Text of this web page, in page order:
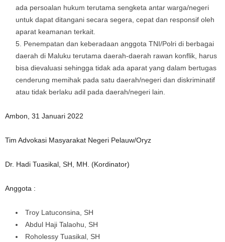
ada persoalan hukum terutama sengketa antar warga/negeri
untuk dapat ditangani secara segera, cepat dan responsif oleh
aparat keamanan terkait.
Penempatan dan keberadaan anggota TNI/Polri di berbagai
daerah di Maluku terutama daerah-daerah rawan konflik, harus
bisa dievaluasi sehingga tidak ada aparat yang dalam bertugas
cenderung memihak pada satu daerah/negeri dan diskriminatif
atau tidak berlaku adil pada daerah/negeri lain.
Ambon, 31 Januari 2022
Tim Advokasi Masyarakat Negeri Pelauw/Oryz
Dr. Hadi Tuasikal, SH, MH. (Kordinator)
Anggota :
Troy Latuconsina, SH
Abdul Haji Talaohu, SH
Roholessy Tuasikal, SH